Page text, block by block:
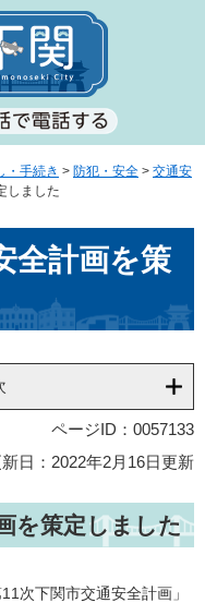
・手続き > 防犯・安全 > 交通安
しました
全計画を策
ページID：0057133
日：2022年2月16日更新
を策定しました
次下関市交通安全計画」